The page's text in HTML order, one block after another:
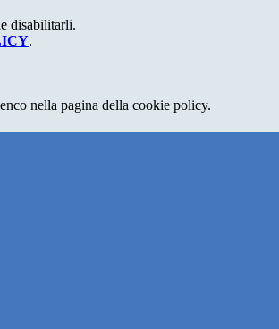
disabilitarli.
.
nella pagina della cookie policy.